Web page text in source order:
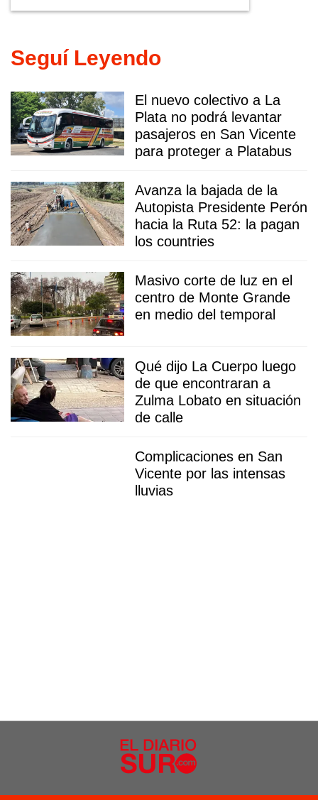
Seguí Leyendo
El nuevo colectivo a La
Plata no podrá levantar
pasajeros en San Vicente
para proteger a Platabus
Avanza la bajada de la
Autopista Presidente Perón
hacia la Ruta 52: la pagan
los countries
Masivo corte de luz en el
centro de Monte Grande
en medio del temporal
Qué dijo La Cuerpo luego
de que encontraran a
Zulma Lobato en situación
de calle
Complicaciones en San
Vicente por las intensas
lluvias